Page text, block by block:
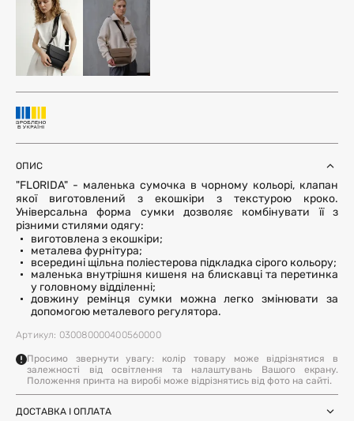
ОПИС
"FLORIDA" - маленька сумочка в чорному кольорі, клапан
якої виготовлений з екошкіри з текстурою кроко.
Універсальна форма сумки дозволяє комбінувати її з
різними стилями одягу:
виготовлена з екошкіри;
металева фурнітура;
всередині щільна поліестерова підкладка сірого кольору;
маленька внутрішня кишеня на блискавці та перетинка
у головному відділенні;
довжину ремінця сумки можна легко змінювати за
допомогою металевого регулятора.
Артикул: 030080000400560000
Просимо звернути увагу: колір товару може відрізнятися в
залежності від освітлення та налаштувань Вашого екрану.
Положення принта на виробі може відрізнятись від фото на сайті.
ДОСТАВКА І ОПЛАТА